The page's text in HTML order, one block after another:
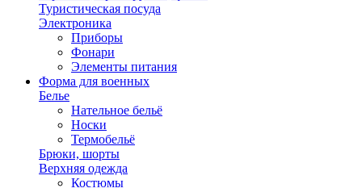
Туристическая посуда
Электроника
Приборы
Фонари
Элементы питания
Форма для военных
Белье
Нательное бельё
Носки
Термобельё
Брюки, шорты
Верхняя одежда
Костюмы